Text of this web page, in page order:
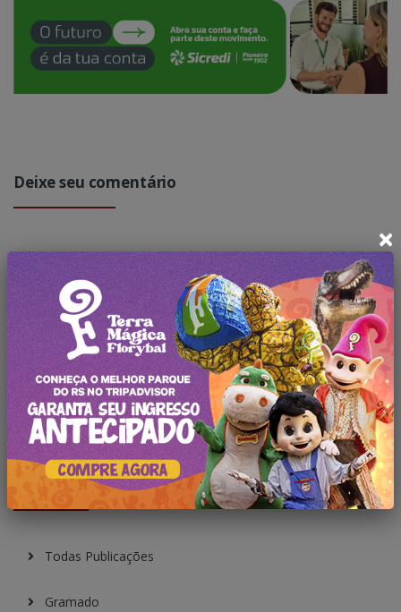
Deixe seu comentário
Faça login para comentar a
publicação.
Pesquisar no Blog
Categorias
Todas Publicações
Gramado
×